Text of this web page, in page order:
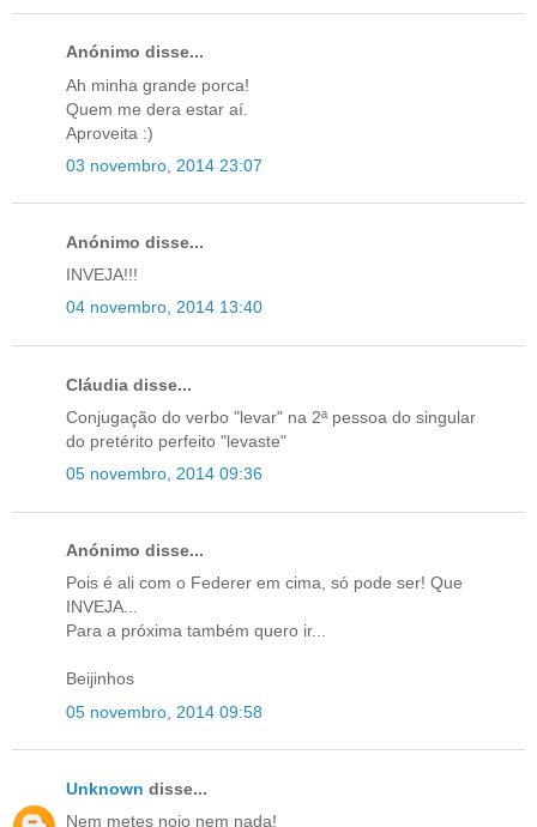
Anónimo disse...
Ah minha grande porca!
Quem me dera estar aí.
Aproveita :)
03 novembro, 2014 23:07
Anónimo disse...
INVEJA!!!
04 novembro, 2014 13:40
Cláudia disse...
Conjugação do verbo "levar" na 2ª pessoa do singular
do pretérito perfeito "levaste"
05 novembro, 2014 09:36
Anónimo disse...
Pois é ali com o Federer em cima, só pode ser! Que
INVEJA...
Para a próxima também quero ir...
Beijinhos
05 novembro, 2014 09:58
Unknown disse...
Nem metes nojo nem nada!